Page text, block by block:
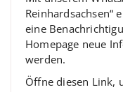
Reinhardsachsen“
eine
Homepage neue
werden.
Öffne diesen Link,